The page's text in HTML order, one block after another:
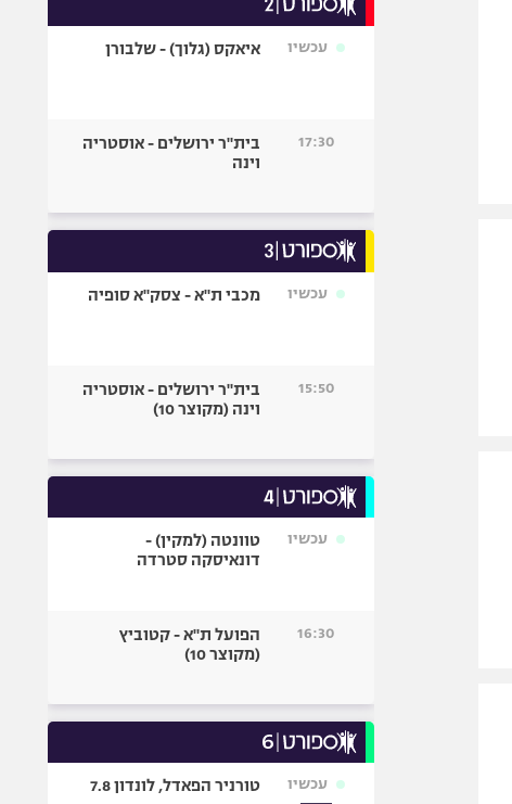
ספורט מוטורי
בייסבול MLB
גיימינג E-Sports
עכשיו איאקס (גלוך) - שלבורן
17:30
בית"ר ירושלים - אוסטריה
וינה
עכשיו מכבי ת"א - צסק"א סופיה
15:50
בית"ר ירושלים - אוסטריה
וינה (מקוצר 10)
עכשיו
טוונטה (למקין) -
דונאיסקה סטרדה
16:30
הפועל ת"א - קטוביץ
(מקוצר 10)
עכשיו טורניר הפאדל, לונדון 7.8